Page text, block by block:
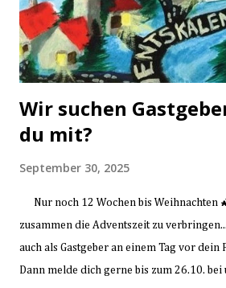
Wir suchen
du mit?
September 30, 2025
Nur noch 12 Wochen bis Weihnachten
zusammen die Adventszeit zu
auch als Gastgeber an einem Tag vor dein
Dann melde dich gerne bis zum 26.10. bei